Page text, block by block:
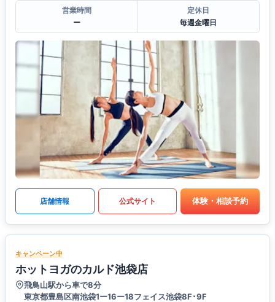
営業時間
ー
定休日
毎週金曜日
店舗情報 公式サイト 体験・相談予約
キャンペーン中
ホットヨガのカルド池袋店
飛鳥山駅から車で8分
東京都豊島区南池袋1ー16ー18フェイス池袋8F･9F